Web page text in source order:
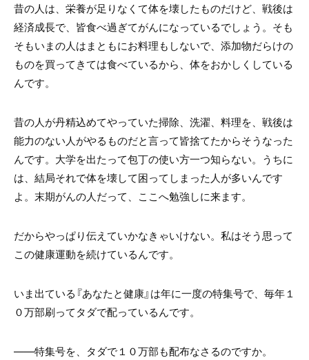
昔の人は、栄養が足りなくて体を壊したものだけど、戦後は
経済成長で、皆食べ過ぎてがんになっているでしょう。そも
そもいまの人はまともにお料理もしないで、添加物だらけの
ものを買ってきては食べているから、体をおかしくしている
んです。
昔の人が丹精込めてやっていた掃除、洗濯、料理を、戦後は
能力のない人がやるものだと言って皆捨てたからそうなった
んです。大学を出たって包丁の使い方一つ知らない。うちに
は、結局それで体を壊して困ってしまった人が多いんです
よ。末期がんの人だって、ここへ勉強しに来ます。
だからやっぱり伝えていかなきゃいけない。私はそう思って
この健康運動を続けているんです。
いま出ている『あなたと健康』は年に一度の特集号で、毎年１
０万部刷ってタダで配っているんです。
――特集号を、タダで１０万部も配布なさるのですか。